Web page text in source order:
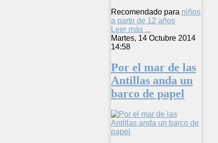
Recomendado para niños
a partir de 12 años
Leer más ...
Martes, 14 Octubre 2014
14:58
Por el mar de las
Antillas anda un
barco de papel